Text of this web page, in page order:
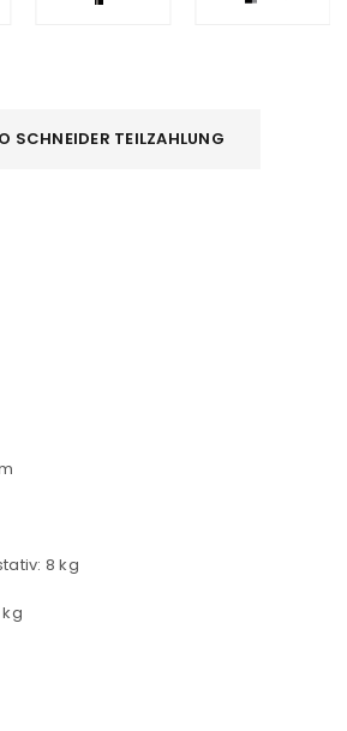
SCHNEIDER TEILZAHLUNG
8 kg